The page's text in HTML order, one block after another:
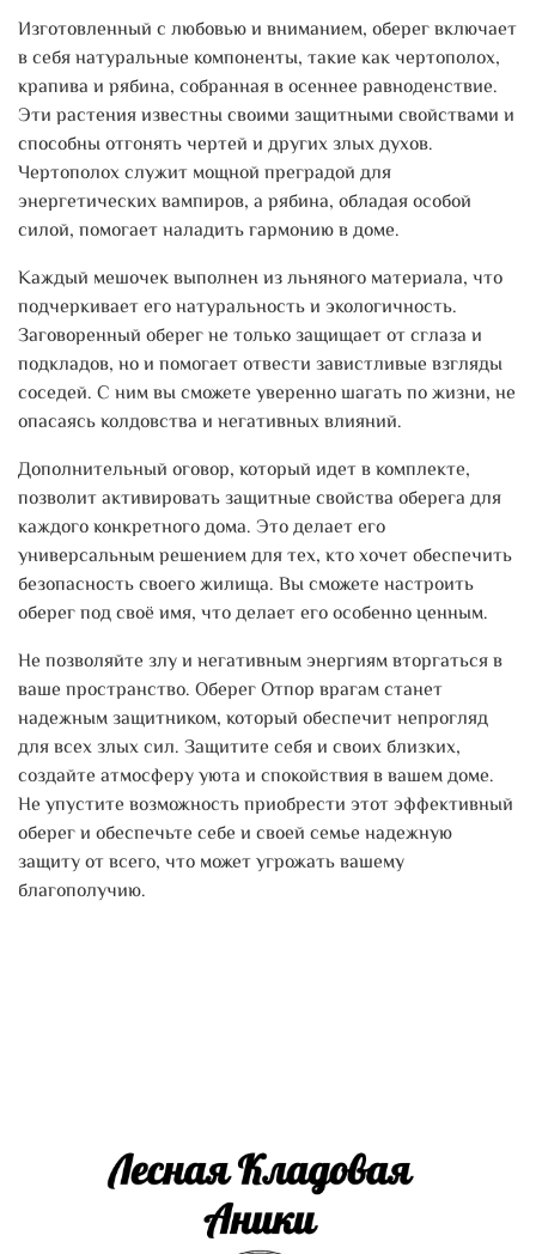
Изготовленный с любовью и вниманием, оберег включает
в себя натуральные компоненты, такие как чертополох,
крапива и рябина, собранная в осеннее равноденствие.
Эти растения известны своими защитными свойствами и
способны отгонять чертей и других злых духов.
Чертополох служит мощной преградой для
энергетических вампиров, а рябина, обладая особой
силой, помогает наладить гармонию в доме.
Каждый мешочек выполнен из льняного материала, что
подчеркивает его натуральность и экологичность.
Заговоренный оберег не только защищает от сглаза и
подкладов, но и помогает отвести завистливые взгляды
соседей. С ним вы сможете уверенно шагать по жизни, не
опасаясь колдовства и негативных влияний.
Дополнительный оговор, который идет в комплекте,
позволит активировать защитные свойства оберега для
каждого конкретного дома. Это делает его
универсальным решением для тех, кто хочет обеспечить
безопасность своего жилища. Вы сможете настроить
оберег под своё имя, что делает его особенно ценным.
Не позволяйте злу и негативным энергиям вторгаться в
ваше пространство. Оберег Отпор врагам станет
надежным защитником, который обеспечит непрогляд
для всех злых сил. Защитите себя и своих близких,
создайте атмосферу уюта и спокойствия в вашем доме.
Не упустите возможность приобрести этот эффективный
оберег и обеспечьте себе и своей семье надежную
защиту от всего, что может угрожать вашему
благополучию.